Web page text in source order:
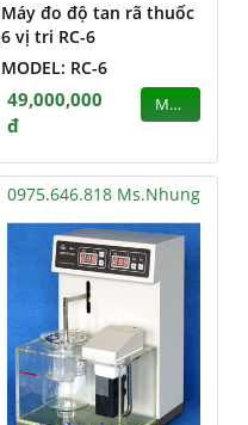
Máy đo độ tan rã thuốc
6 vị tri RC-6
MODEL: RC-6
49,000,000
đ
MUA
0975.646.818 Ms.Nhung